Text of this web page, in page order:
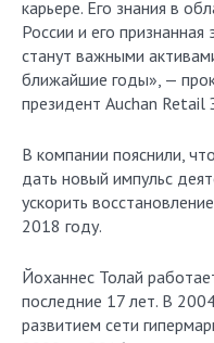
карьере. Его знания в
России и его признанная
станут важными
ближайшие годы», —
президент Auchan Retail
В компании пояснили,
дать новый импульс
ускорить
2018 году.
Йоханнес Толай
последние 17 лет. В
развитием сети